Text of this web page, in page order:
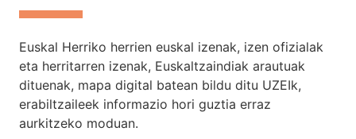
Euskal Herriko herrien euskal izenak, izen ofizialak
eta herritarren izenak, Euskaltzaindiak arautuak
dituenak, mapa digital batean bildu ditu UZEIk,
erabiltzaileek informazio hori guztia erraz
aurkitzeko moduan.